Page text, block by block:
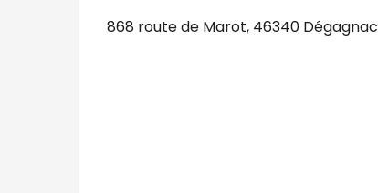
868 route de Marot, 46340 Dégagnac